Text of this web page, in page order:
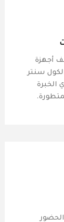
أجهزة
سنتر
الخبرة